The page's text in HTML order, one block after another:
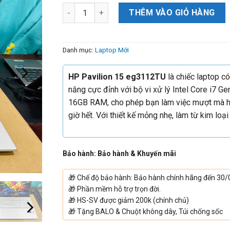
THÊM VÀO GIỎ HÀNG
Danh mục:Laptop Mới
HP Pavilion 15 eg3112TU là chiếc laptop
năng cực đỉnh với bộ vi xử lý Intel Core i7
16GB RAM, cho phép bạn làm việc mượt mà
giờ hết. Với thiết kế mỏng nhẹ, làm từ kim
Bảo hành: Bảo hành & Khuyến mãi
🎁Chế độ bảo hành: Bảo hành chính hãng đến
🎁Phần mềm hỗ trợ trọn đời.
🎁HS-SV được giảm 200k (chính chủ)
🎁Tặng BALO & Chuột không dây, Túi chống sốc